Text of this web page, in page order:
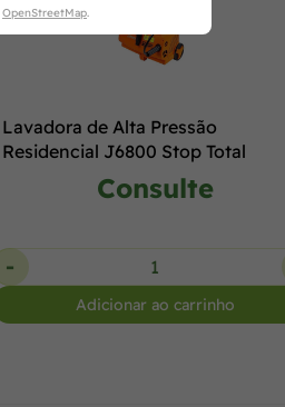
Lavadora de Alta Pressão
Residencial J6800 Stop Total
Consulte
-
Adicionar ao carrinho
OpenStreetMap.